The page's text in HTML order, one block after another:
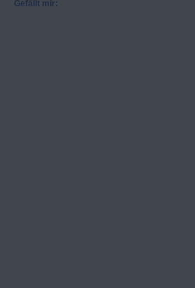
Gefällt mir: